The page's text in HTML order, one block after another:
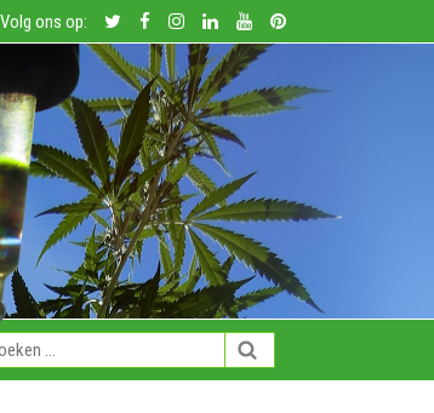
Volg ons op: